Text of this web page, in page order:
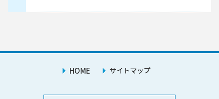
HOME サイトマップ